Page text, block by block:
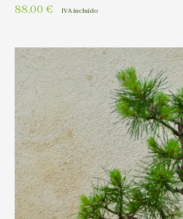
88,00 € IVA incluído